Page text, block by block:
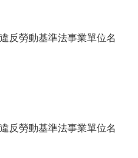
反勞動基準法事業單位名
反勞動基準法事業單位名